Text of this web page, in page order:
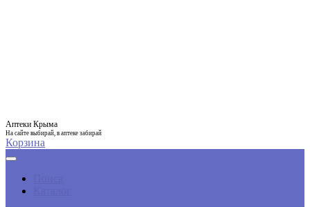
Аптеки Крыма
На сайте выбирай, в аптеке забирай
Корзина